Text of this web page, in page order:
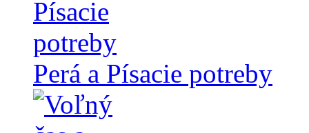
Perá a Písacie potreby